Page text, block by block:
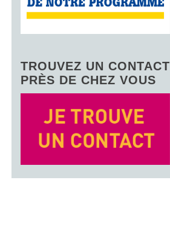
TROUVEZ UN CONTACT
PRÈS DE CHEZ VOUS